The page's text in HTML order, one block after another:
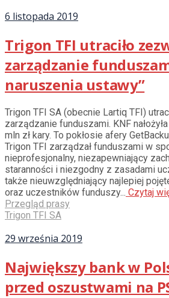
6 listopada 2019
Trigon TFI utraciło
zarządzanie
naruszenia ustawy”
Trigon TFI SA (obecnie Lartiq TFI)
zarządzanie funduszami. KNF
mln zł kary. To pokłosie afery
Trigon TFI zarządzał funduszami w
nieprofesjonalny, niezapewniający
staranności i niezgodny z zasadami
także nieuwzględniający najlepiej
oraz uczestników funduszy... Czytaj
Przegląd prasy
Trigon TFI SA
29 września 2019
Największy bank w
przed oszustwami na